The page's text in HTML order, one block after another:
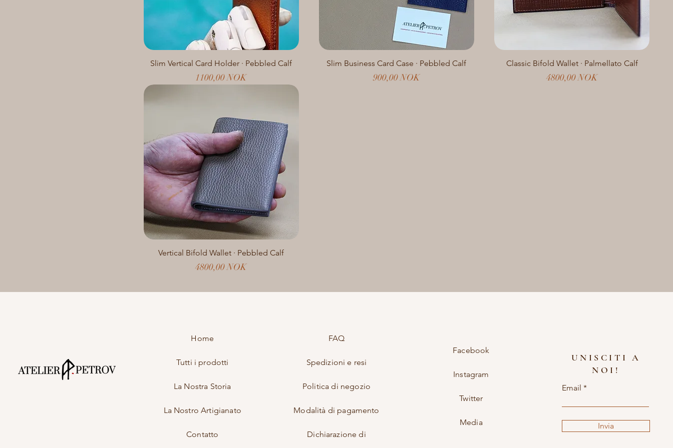
Slim Vertical Card Holder · Pebbled Calf
Prezzo
1100,00 NOK
Slim Business Card Case · Pebbled Calf
Prezzo
900,00 NOK
Classic Bifold Wallet · Palmellato Calf
Prezzo
4800,00 NOK
Vertical Bifold Wallet · Pebbled Calf
Prezzo
4800,00 NOK
Home
Tutti i prodotti
La Nostra Storia
La Nostro Artigianato
Contatto
FAQ
Spedizioni e resi
Politica di negozio
Modalità di pagamento
Dichiarazione di
Facebook
Instagram
Twitter
Media
UNISCITI A
NOI!
Email
Invia